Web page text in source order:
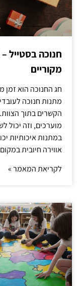
חנוכה בסטייל
מקוריים
חג החנוכה הוא
מתנות חנוכה
הקשרים בתוך
מוערכים, וזה יכול
במתנות איכותיות
אווירה חיובית
לקריאת המאמר »